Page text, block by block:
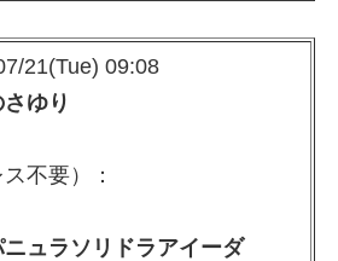
21(Tue) 09:08
ゆり
不要）：
ニュラソリドラアイーダ